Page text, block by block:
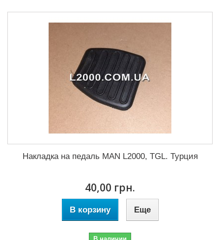
Накладка на педаль MAN L2000, TGL. Турция
40,00 грн.
В корзину Еще